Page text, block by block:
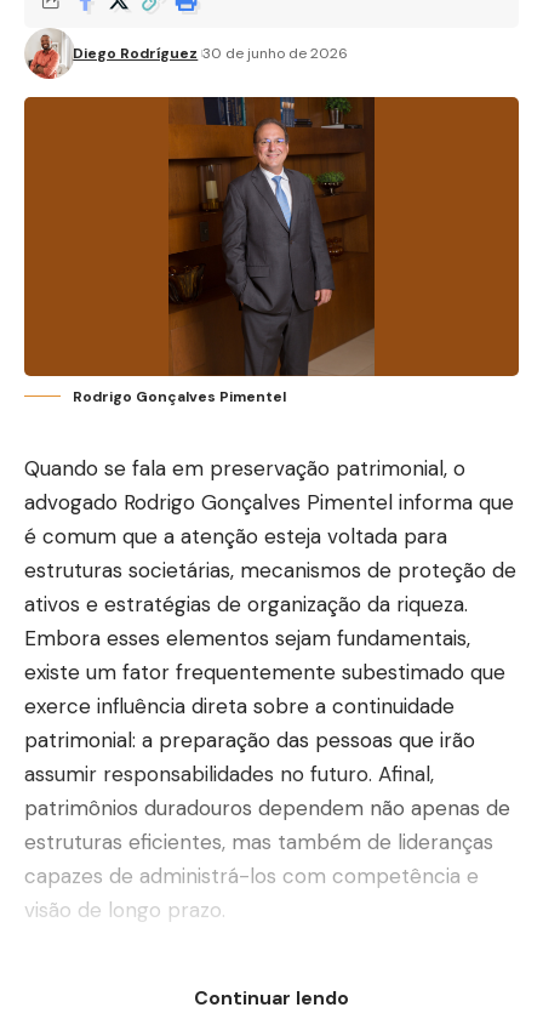
Diego Rodríguez 30 de junho de 2026
Rodrigo Gonçalves Pimentel
Quando se fala em preservação patrimonial, o
advogado Rodrigo Gonçalves Pimentel informa que
é comum que a atenção esteja voltada para
estruturas societárias, mecanismos de proteção de
ativos e estratégias de organização da riqueza.
Embora esses elementos sejam fundamentais,
existe um fator frequentemente subestimado que
exerce influência direta sobre a continuidade
patrimonial: a preparação das pessoas que irão
assumir responsabilidades no futuro. Afinal,
patrimônios duradouros dependem não apenas de
estruturas eficientes, mas também de lideranças
capazes de administrá-los com competência e
visão de longo prazo.
Continuar lendo